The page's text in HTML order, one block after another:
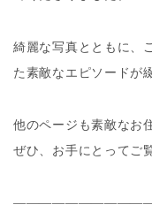
綺麗な写真とともに、
た素敵なエピソードが
他のページも素敵なお
ぜひ、お手にとってご